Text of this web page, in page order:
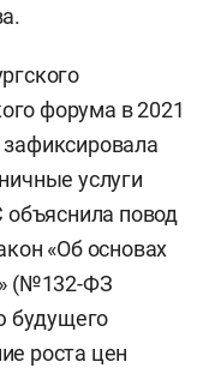
форума в 2021
услуги
повод
«Об основах
(№132-ФЗ
будущего
роста цен